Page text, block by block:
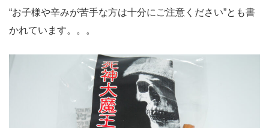
“お子様や辛みが苦手な方は十分にご注意ください”とも書
かれています。。。